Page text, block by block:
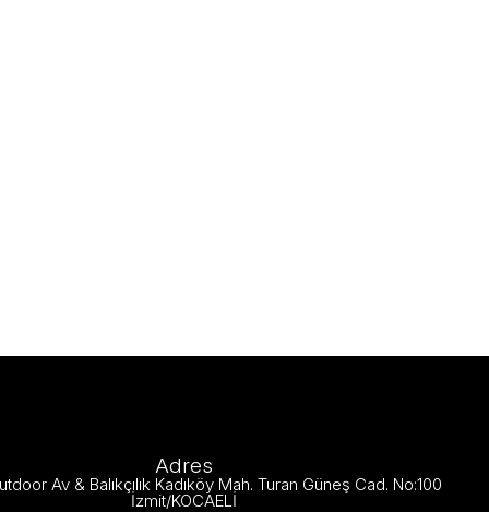
Adres
Av & Balıkçılık Kadıköy Mah. Turan Güneş Cad. No:100
İzmit/KOCAELİ